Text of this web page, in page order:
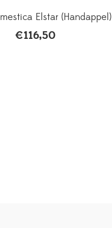
Elstar (Handappel)
€116,50